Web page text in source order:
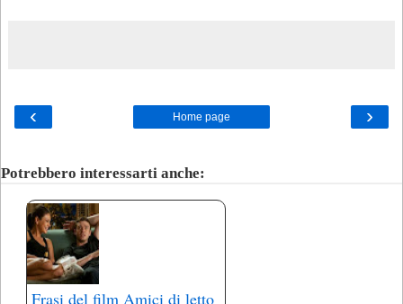
‹ ›
Home page
Potrebbero interessarti anche:
Frasi del film Amici di letto